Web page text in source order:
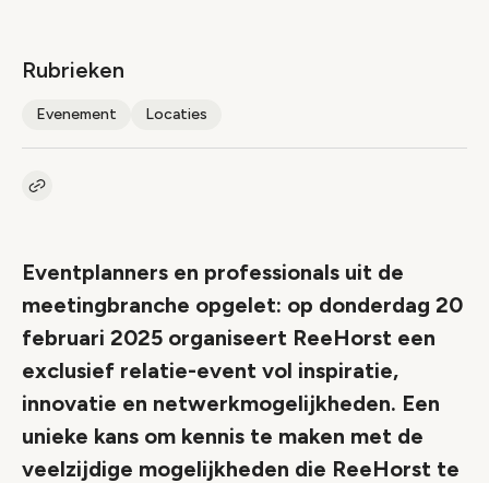
Rubrieken
Evenement Locaties
Kopieer link naar artikel
Eventplanners en professionals uit de
meetingbranche opgelet: op donderdag 20
februari 2025 organiseert ReeHorst een
exclusief relatie-event vol inspiratie,
innovatie en netwerkmogelijkheden. Een
unieke kans om kennis te maken met de
veelzijdige mogelijkheden die ReeHorst te